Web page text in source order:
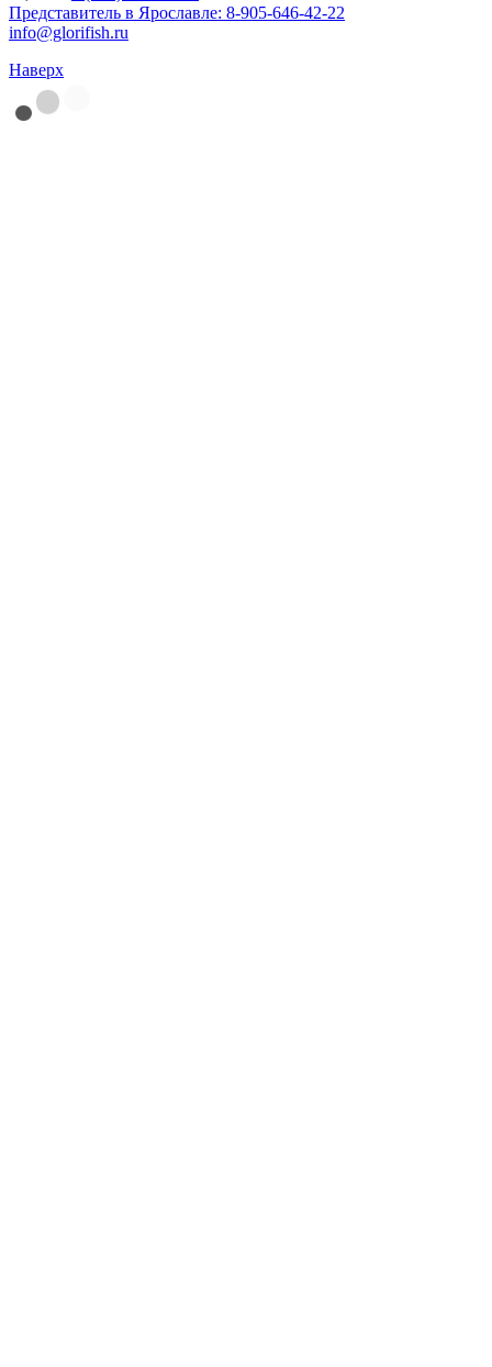
Представитель в Ярославле: 8-905-646-42-22
info@glorifish.ru
Наверх